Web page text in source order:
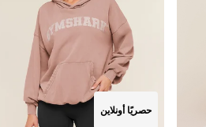
حصريًا أونلاين